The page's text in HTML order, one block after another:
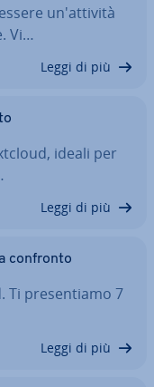
un'at­ti­vi­tà
Vi…
Leggi di più
ideali per
Leggi di più
confronto
Ti pre­sen­tia­mo 7
Leggi di più